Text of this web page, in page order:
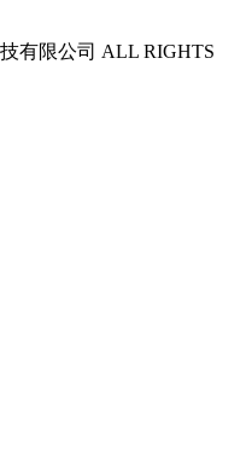
有限公司 ALL RIGHTS